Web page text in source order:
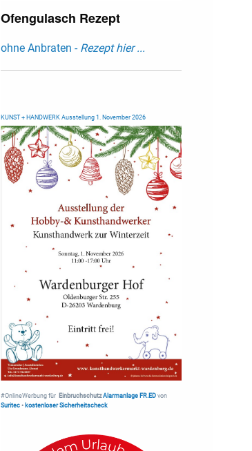
Ofengulasch Rezept
ohne Anbraten - Rezept hier ...
KUNST + HANDWERK Ausstellung 1. November 2026
#OnlineWerbung für Einbruchschutz Alarmanlage FR.ED von
Suritec• kostenloser Sicherheitscheck